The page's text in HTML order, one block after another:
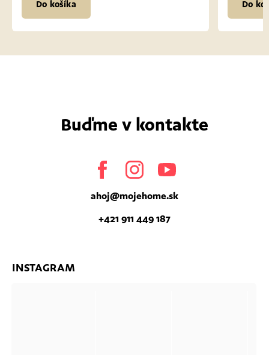
Do košíka Do
Buďme v kontakte
Facebook Instagram
ahoj@mojehome.sk
+421 911 449 187
INSTAGRAM